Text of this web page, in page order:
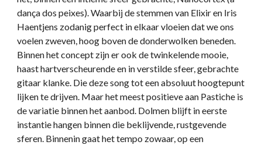
dança dos peixes). Waarbij de stemmen van Elixir en Iris
Haentjens zodanig perfect in elkaar vloeien dat we ons
voelen zweven, hoog boven de donderwolken beneden.
Binnen het concept zijn er ook de twinkelende mooie,
haast hartverscheurende en in verstilde sfeer, gebrachte
gitaar klanke. Die deze song tot een absoluut hoogtepunt
lijken te drijven. Maar het meest positieve aan Pastiche is
de variatie binnen het aanbod. Dolmen blijft in eerste
instantie hangen binnen die beklijvende, rustgevende
sferen. Binnenin gaat het tempo zowaar, op een